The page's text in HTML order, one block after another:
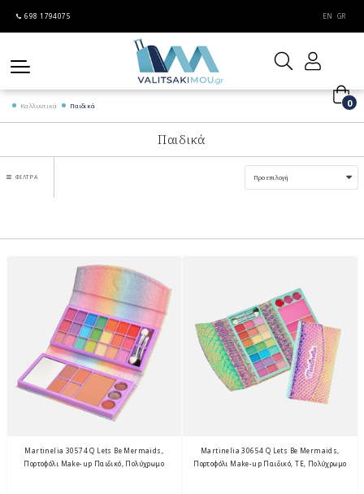
698 1794075 EN GR
0
Καλλυντικά Παιδικά
Παιδικά
ΦΊΛΤΡΑ
Martinelia 30574 Q Lets Be Mermaids,
Πορτοφόλι Make-up Παιδικό, Πολύχρωμο
Martinelia 30654 Q Lets Be Mermaids,
Πορτοφόλι Make-up Παιδικό, ΤΕ, Πολύχρωμο